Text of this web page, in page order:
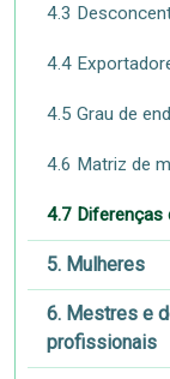
4.3
4.4
4.5 Grau de
4.6 Matriz de
4.7 Diferenças
5. Mulheres
6. Mestres e
profissionais